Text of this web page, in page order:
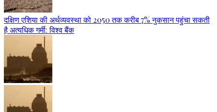
दक्षिण एशिया की अर्थव्यवस्था को 2050 तक करीब 7% नुकसान पहुंचा सकती
है अत्यधिक गर्मी: विश्व बैंक